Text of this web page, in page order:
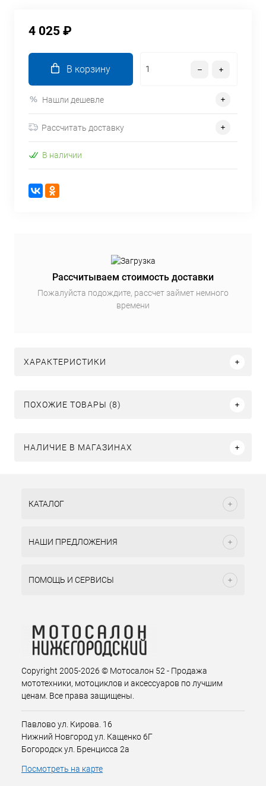
4 025 ₽
В корзину
Нашли дешевле
Рассчитать доставку
В наличии
Рассчитываем стоимость доставки
Пожалуйста подождите, рассчет займет немного
времени
ХАРАКТЕРИСТИКИ
ПОХОЖИЕ ТОВАРЫ (8)
НАЛИЧИЕ В МАГАЗИНАХ
КАТАЛОГ
НАШИ ПРЕДЛОЖЕНИЯ
ПОМОЩЬ И СЕРВИСЫ
Copyright 2005-2026 © Мотосалон 52 - Продажа
мототехники, мотоциклов и аксессуаров по лучшим
ценам. Все права защищены.
Павлово ул. Кирова. 16
Нижний Новгород ул. Кащенко 6Г
Богородск ул. Бренцисса 2а
Посмотреть на карте